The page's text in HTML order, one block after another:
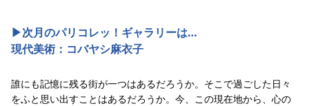
▶︎次月のパリコレッ！ギャラリーは…
現代美術：コバヤシ麻衣子
誰にも記憶に残る街が一つはあるだろうか。そこで過ごした日々
をふと思い出すことはあるだろうか。今、この現在地から、心の